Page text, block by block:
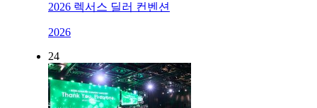
2026 렉서스 딜러 컨벤션
2026
24